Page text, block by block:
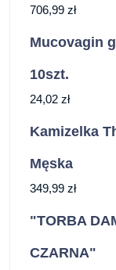
706,99 zł
Mucovagin
10szt.
24,02 zł
Kamizelka
Męska
349,99 zł
"TORBA
CZARNA"